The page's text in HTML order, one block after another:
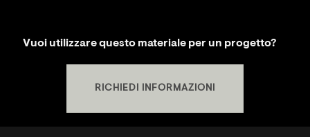
Vuoi utilizzare questo materiale per un progetto?
RICHIEDI INFORMAZIONI